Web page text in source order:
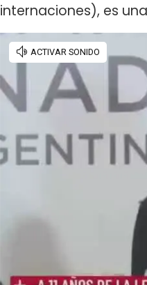
internaciones), es